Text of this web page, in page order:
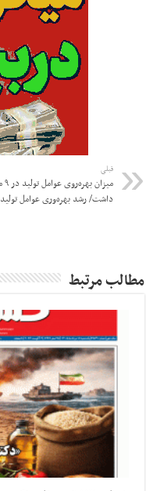
قبلی
داشت/ رشد بهره‌وری عوامل تولید
مطالب مرتبط